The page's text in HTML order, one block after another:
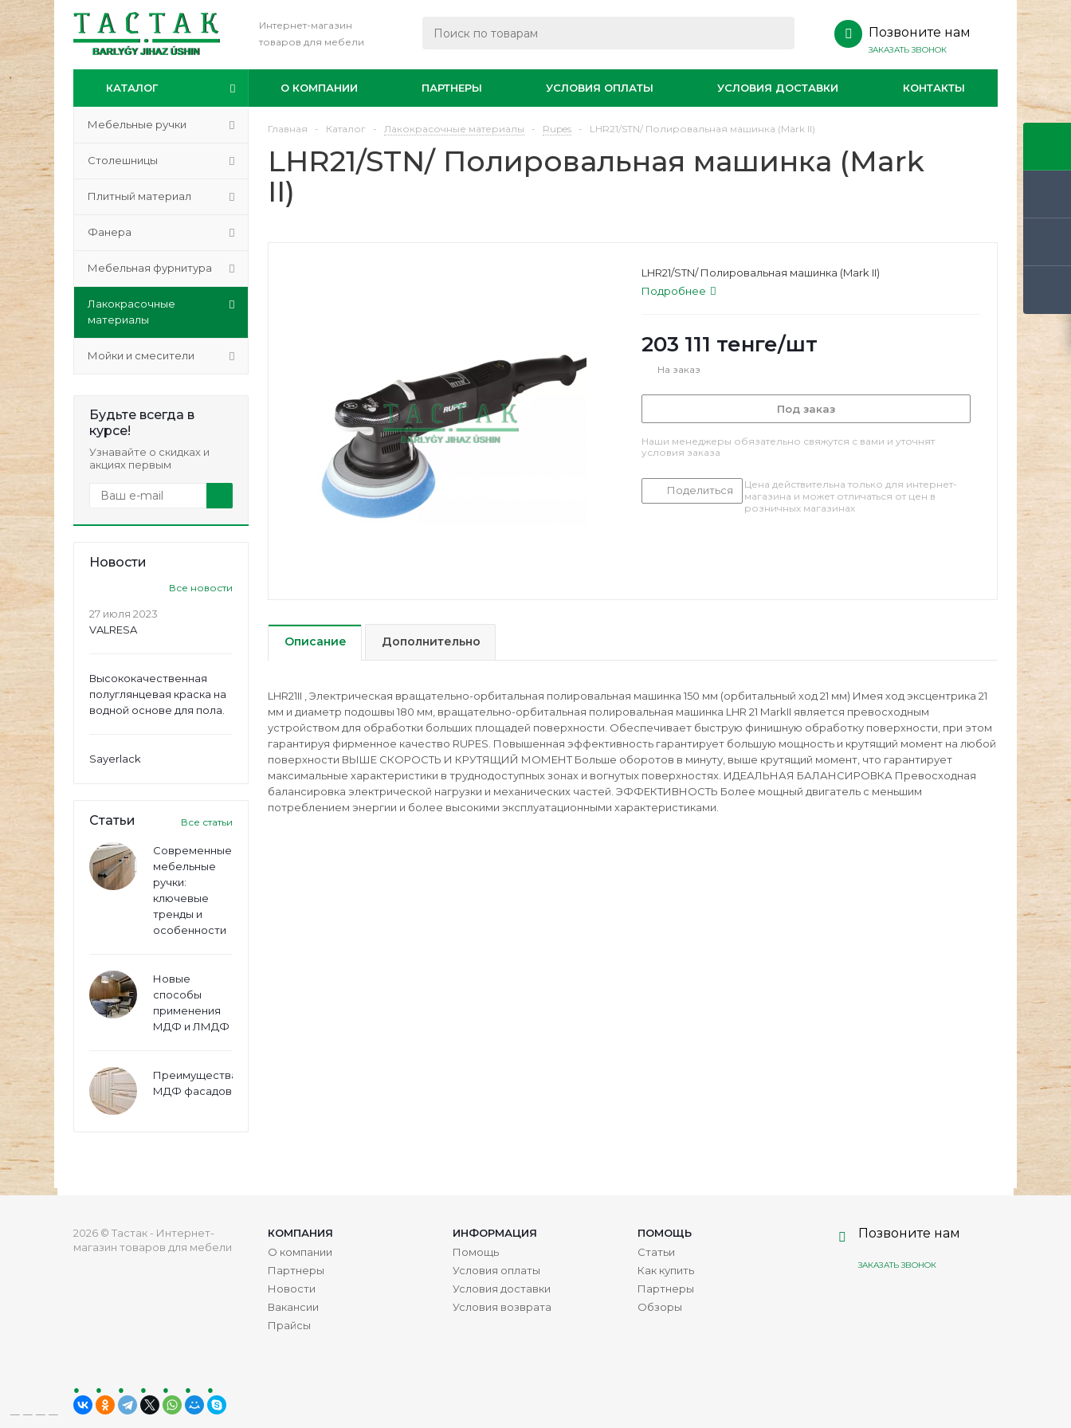
Интернет-магазин
товаров для мебели
Позвоните нам
ЗАКАЗАТЬ ЗВОНОК
КАТАЛОГ О КОМПАНИИ ПАРТНЕРЫ УСЛОВИЯ ОПЛАТЫ УСЛОВИЯ ДОСТАВКИ КОНТАКТЫ
Мебельные ручки
Столешницы
Плитный материал
Фанера
Мебельная фурнитура
Лакокрасочные
материалы
Мойки и смесители
Будьте всегда в
курсе!
Узнавайте о скидках и
акциях первым
Новости
Все новости
27 июля 2023
VALRESA
Высококачественная
полуглянцевая краска на
водной основе для пола.
Sayerlack
Статьи Все статьи
Современные
мебельные
ручки:
ключевые
тренды и
особенности
Новые
способы
применения
МДФ и ЛМДФ
Преимущества
МДФ фасадов
Главная - Каталог - Лакокрасочные материалы - Rupes - LHR21/STN/ Полировальная машинка (Mark II)
LHR21/STN/ Полировальная машинка (Mark
II)
LHR21/STN/ Полировальная машинка (Mark II)
Подробнее
203 111 тенге/шт
На заказ
Под заказ
Наши менеджеры обязательно свяжутся с вами и уточнят
условия заказа
Поделиться
Цена действительна только для интернет-
магазина и может отличаться от цен в
розничных магазинах
Описание Дополнительно
LHR21II , Электрическая вращательно-орбитальная полировальная машинка 150 мм (орбитальный ход 21 мм) Имея ход эксцентрика 21
мм и диаметр подошвы 180 мм, вращательно-орбитальная полировальная машинка LHR 21 MarkII является превосходным
устройством для обработки больших площадей поверхности. Обеспечивает быструю финишную обработку поверхности, при этом
гарантируя фирменное качество RUPES. Повышенная эффективность гарантирует большую мощность и крутящий момент на любой
поверхности ВЫШЕ СКОРОСТЬ И КРУТЯЩИЙ МОМЕНТ Больше оборотов в минуту, выше крутящий момент, что гарантирует
максимальные характеристики в труднодоступных зонах и вогнутых поверхностях. ИДЕАЛЬНАЯ БАЛАНСИРОВКА Превосходная
балансировка электрической нагрузки и механических частей. ЭФФЕКТИВНОСТЬ Более мощный двигатель с меньшим
потреблением энергии и более высокими эксплуатационными характеристиками.
2026 © Тастак - Интернет-
магазин товаров для мебели
КОМПАНИЯ ИНФОРМАЦИЯ
ПОМОЩЬ
О компании
Партнеры
Новости
Вакансии
Прайсы
Помощь
Условия оплаты
Условия доставки
Условия возврата
Статьи
Как купить
Партнеры
Обзоры
Позвоните нам
ЗАКАЗАТЬ ЗВОНОК